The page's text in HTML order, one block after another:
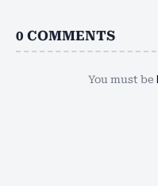
0 COMMENTS
You must be